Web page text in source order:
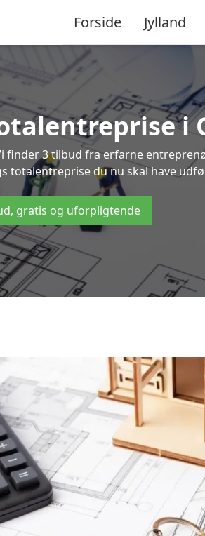
Forside Jylland
i
3 tilbud fra erfarne
totalentreprise du nu skal have
gratis og uforpligtende